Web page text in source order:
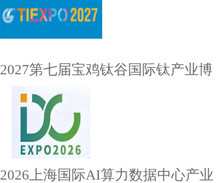
2027第七届宝鸡钛谷国际钛产业博
2026上海国际AI算力数据中心产业